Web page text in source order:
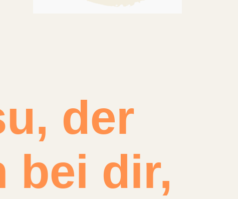
der
bei dir,